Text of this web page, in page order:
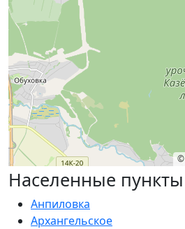
©
Населенные пункты
Анпиловка
Архангельское